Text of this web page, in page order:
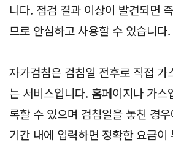
니다. 점검 결과 이상이 발견되면
므로 안심하고 사용할 수 있습니다.
자가검침은 검침일 전후로 직접 가
는 서비스입니다. 홈페이지나 가스
록할 수 있으며 검침일을 놓친 경
기간 내에 입력하면 정확한 요금이